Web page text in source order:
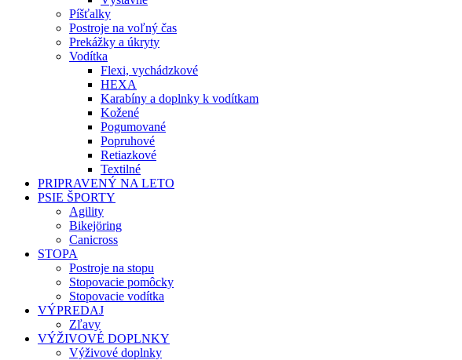
Píšťalky
Postroje na voľný čas
Prekážky a úkryty
Vodítka
Flexi, vychádzkové
HEXA
Karabíny a doplnky k vodítkam
Kožené
Pogumované
Popruhové
Retiazkové
Textilné
PRIPRAVENÝ NA LETO
PSIE ŠPORTY
Agility
Bikejöring
Canicross
STOPA
Postroje na stopu
Stopovacie pomôcky
Stopovacie vodítka
VÝPREDAJ
Zľavy
VÝŽIVOVÉ DOPLNKY
Výživové doplnky